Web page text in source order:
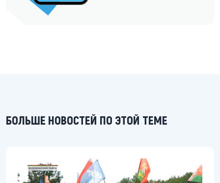
БОЛЬШЕ НОВОСТЕЙ ПО ЭТОЙ ТЕМЕ